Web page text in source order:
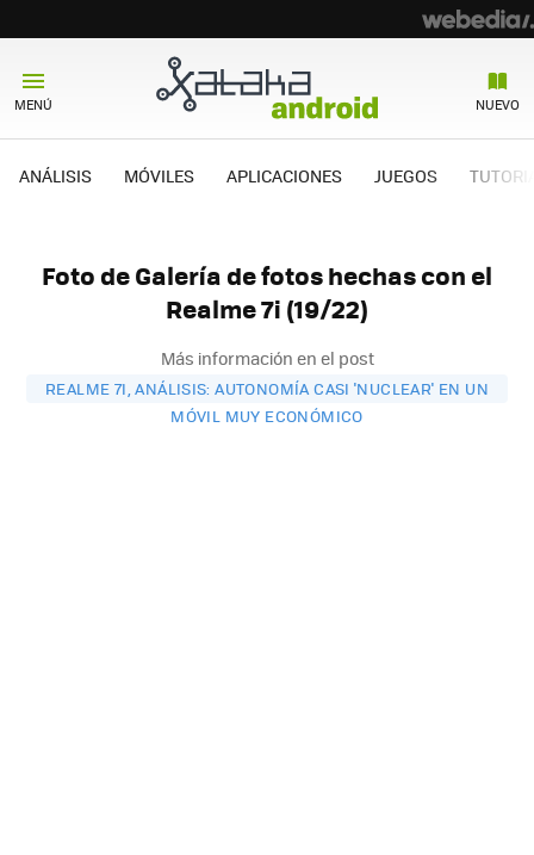
MENÚ NUEVO
ANÁLISIS MÓVILES APLICACIONES JUEGOS
Foto de Galería de fotos hechas con el
Realme 7i (19/22)
Más información en el post
REALME 7I, ANÁLISIS: AUTONOMÍA CASI 'NUCLEAR' EN UN
MÓVIL MUY ECONÓMICO